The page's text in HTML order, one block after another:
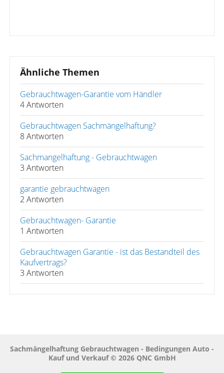
Ähnliche Themen
Gebrauchtwagen-Garantie vom Händler
4 Antworten
Gebrauchtwagen Sachmängelhaftung?
8 Antworten
Sachmangelhaftung - Gebrauchtwagen
3 Antworten
garantie gebrauchtwagen
2 Antworten
Gebrauchtwagen- Garantie
1 Antworten
Gebrauchtwagen Garantie - ist das Bestandteil des
Kaufvertrags?
3 Antworten
Sachmängelhaftung Gebrauchtwagen - Bedingungen Auto -
Kauf und Verkauf © 2026 QNC GmbH